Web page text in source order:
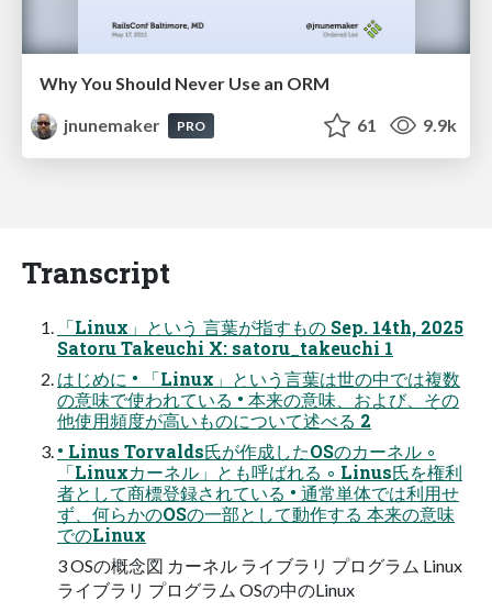
Why You Should Never Use an ORM
jnunemaker
PRO 61 9.9k
Transcript
「Linux」という 言葉が指すもの Sep. 14th, 2025
Satoru Takeuchi X: satoru_takeuchi 1
はじめに • 「Linux」という言葉は世の中では複数
の意味で使われている • 本来の意味、および、その
他使用頻度が高いものについて述べる 2
• Linus Torvalds氏が作成したOSのカーネル ◦
「Linuxカーネル」とも呼ばれる ◦ Linus氏を権利
者として商標登録されている • 通常単体では利用せ
ず、何らかのOSの一部として動作する 本来の意味
でのLinux
3 OSの概念図 カーネル ライブラリ プログラム Linux
ライブラリ プログラム OSの中のLinux